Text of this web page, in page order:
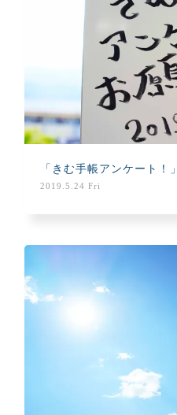
「きむ手帳アンケート！」
2019.5.24 Fri